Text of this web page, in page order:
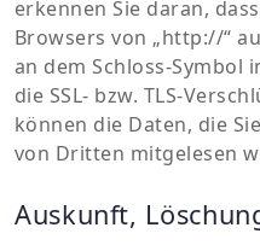
erkennen Sie daran,
Browsers von „http://“
an dem Schloss-Symbol
die SSL- bzw. TLS-
können die Daten, die
von Dritten mitgelesen
Auskunft,